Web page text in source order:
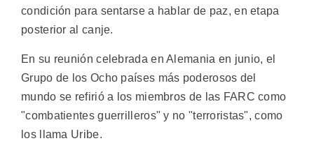
condición para sentarse a hablar de paz, en etapa
posterior al canje.
En su reunión celebrada en Alemania en junio, el
Grupo de los Ocho países más poderosos del
mundo se refirió a los miembros de las FARC como
"combatientes guerrilleros" y no "terroristas", como
los llama Uribe.